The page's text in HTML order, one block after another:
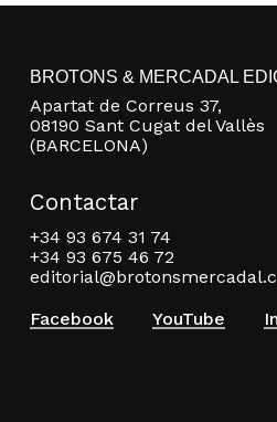
BROTONS & MERCADAL
Apartat de Correus 37,
08190 Sant Cugat del Vallès
(BARCELONA)
Contactar
+34 93 674 31 74
+34 93 675 46 72
Facebook
YouTube